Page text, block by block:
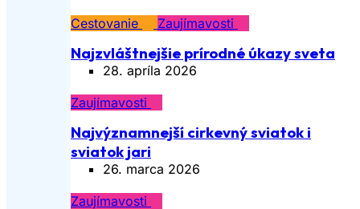
Cestovanie
Zaujímavosti
Najzvláštnejšie prírodné úkazy sveta
28. apríla 2026
Zaujímavosti
Najvýznamnejší cirkevný sviatok i
sviatok jari
26. marca 2026
Zaujímavosti